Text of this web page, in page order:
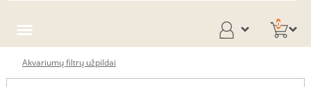
0
Akvariumų filtrų užpildai